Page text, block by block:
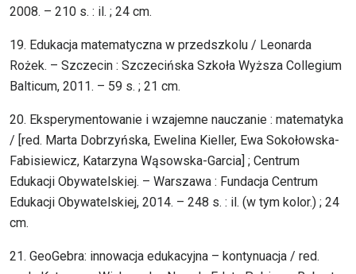
2008. – 210 s. : il. ; 24 cm.
19. Edukacja matematyczna w przedszkolu / Leonarda
Rożek. – Szczecin : Szczecińska Szkoła Wyższa Collegium
Balticum, 2011. – 59 s. ; 21 cm.
20. Eksperymentowanie i wzajemne nauczanie : matematyka
/ [red. Marta Dobrzyńska, Ewelina Kieller, Ewa Sokołowska-
Fabisiewicz, Katarzyna Wąsowska-Garcia] ; Centrum
Edukacji Obywatelskiej. – Warszawa : Fundacja Centrum
Edukacji Obywatelskiej, 2014. – 248 s. : il. (w tym kolor.) ; 24
cm.
21. GeoGebra: innowacja edukacyjna – kontynuacja / red.